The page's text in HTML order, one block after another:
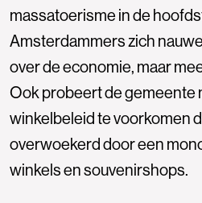
massatoerisme in de
Amsterdammers zich
over de economie, maar
Ook probeert de gemeente
winkelbeleid te voorkomen
overwoekerd door een
winkels en souvenirshops.